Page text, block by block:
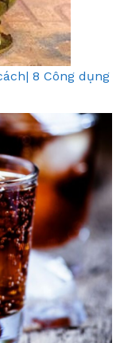
8 Công dụng